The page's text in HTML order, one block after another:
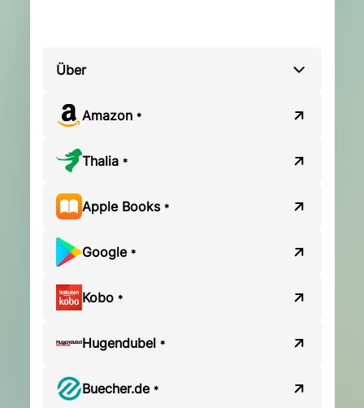
Über
Amazon *
Thalia *
Apple Books *
Google *
Kobo *
Hugendubel *
Buecher.de *